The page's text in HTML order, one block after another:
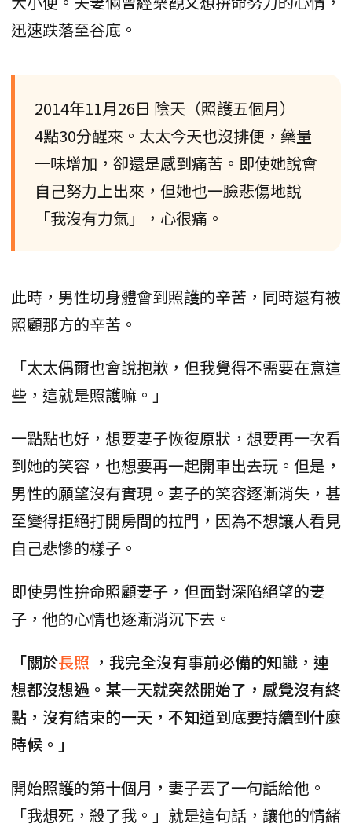
迅速跌落至谷底。
2014年11月26日 陰天（照護五個月）
4點30分醒來。太太今天也沒排便，藥量
一味增加，卻還是感到痛苦。即使她說會
自己努力上出來，但她也一臉悲傷地說
「我沒有力氣」，心很痛。
此時，男性切身體會到照護的辛苦，同時還有被
照顧那方的辛苦。
「太太偶爾也會說抱歉，但我覺得不需要在意這
些，這就是照護嘛。」
一點點也好，想要妻子恢復原狀，想要再一次看
到她的笑容，也想要再一起開車出去玩。但是，
男性的願望沒有實現。妻子的笑容逐漸消失，甚
至變得拒絕打開房間的拉門，因為不想讓人看見
自己悲慘的樣子。
即使男性拚命照顧妻子，但面對深陷絕望的妻
子，他的心情也逐漸消沉下去。
「關於長照 ，我完全沒有事前必備的知識，連
想都沒想過。某一天就突然開始了，感覺沒有終
點，沒有結束的一天，不知道到底要持續到什麼
時候。」
開始照護的第十個月，妻子丟了一句話給他。
「我想死，殺了我。」就是這句話，讓他的情緒